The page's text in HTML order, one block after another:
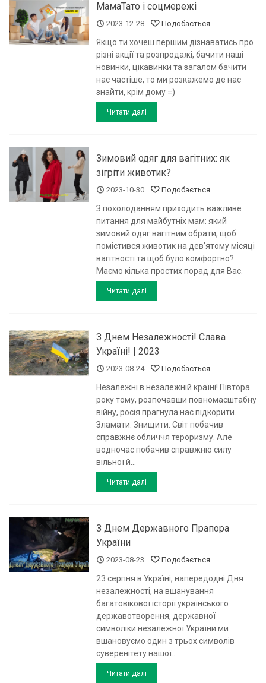
МамаТато і соцмережі
2023-12-28 Подобається
Якщо ти хочеш першим дізнаватись про
різні акції та розпродажі, бачити наші
новинки, цікавинки та загалом бачити
нас частіше, то ми розкажемо де нас
знайти, крім дому =)
Читати далі
Зимовий одяг для вагітних: як
зігріти животик?
2023-10-30 Подобається
З похолоданням приходить важливе
питання для майбутніх мам: який
зимовий одяг вагітним обрати, щоб
помістився животик на дев’ятому місяці
вагітності та щоб було комфортно?
Маємо кілька простих порад для Вас.
Читати далі
З Днем Незалежності! Слава
Україні! | 2023
2023-08-24 Подобається
Незалежні в незалежній країні! Півтора
року тому, розпочавши повномасштабну
війну, росія прагнула нас підкорити.
Зламати. Знищити. Світ побачив
справжнє обличчя тероризму. Але
водночас побачив справжню силу
вільної й...
Читати далі
З Днем Державного Прапора
України
2023-08-23 Подобається
23 серпня в Україні, напередодні Дня
незалежності, на вшанування
багатовікової історії українського
державотворення, державної
символіки незалежної України ми
вшановуємо один з трьох символів
суверенітету нашої...
Читати далі